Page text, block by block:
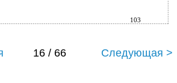
103
16 / 66 Следующая >